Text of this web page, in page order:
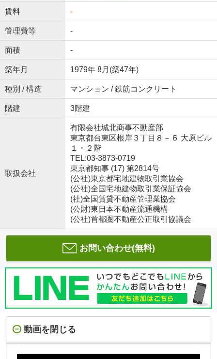
賃料 -
管理費等 -
面積 -
築年月 1979年 8月(築47年)
種別 / 構造 マンション / 鉄筋コンクリート
階建 3階建
取扱会社
有限会社城北商事不動産部
東京都台東区根岸３丁目８－６ 大原ビル
１・２階
TEL:03-3873-0719
東京都知事 (17) 第2814号
(公社)東京都宅地建物取引業協会
(公社)全国宅地建物取引業保証協会
(社)全国賃貸不動産管理業協会
(公財)東日本不動産流通機構
(公社)首都圏不動産公正取引協議会
お問い合わせ(無料)
動画を閉じる